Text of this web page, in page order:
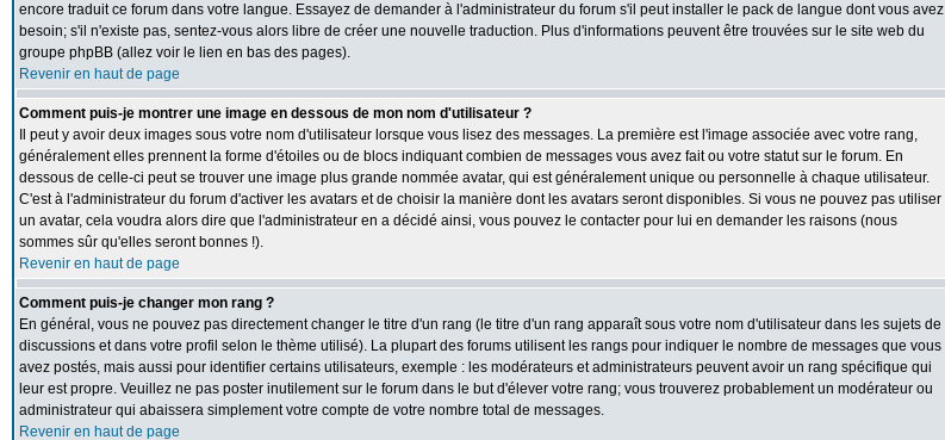
encore traduit ce forum dans votre langue. Essayez de demander à l'administrateur du forum s'il peut installer le pack de langue dont vous avez
besoin; s'il n'existe pas, sentez-vous alors libre de créer une nouvelle traduction. Plus d'informations peuvent être trouvées sur le site web du
groupe phpBB (allez voir le lien en bas des pages).
Revenir en haut de page
Comment puis-je montrer une image en dessous de mon nom d'utilisateur ?
Il peut y avoir deux images sous votre nom d'utilisateur lorsque vous lisez des messages. La première est l'image associée avec votre rang,
généralement elles prennent la forme d'étoiles ou de blocs indiquant combien de messages vous avez fait ou votre statut sur le forum. En
dessous de celle-ci peut se trouver une image plus grande nommée avatar, qui est généralement unique ou personnelle à chaque utilisateur.
C'est à l'administrateur du forum d'activer les avatars et de choisir la manière dont les avatars seront disponibles. Si vous ne pouvez pas utiliser
un avatar, cela voudra alors dire que l'administrateur en a décidé ainsi, vous pouvez le contacter pour lui en demander les raisons (nous
sommes sûr qu'elles seront bonnes !).
Revenir en haut de page
Comment puis-je changer mon rang ?
En général, vous ne pouvez pas directement changer le titre d'un rang (le titre d'un rang apparaît sous votre nom d'utilisateur dans les sujets de
discussions et dans votre profil selon le thème utilisé). La plupart des forums utilisent les rangs pour indiquer le nombre de messages que vous
avez postés, mais aussi pour identifier certains utilisateurs, exemple : les modérateurs et administrateurs peuvent avoir un rang spécifique qui
leur est propre. Veuillez ne pas poster inutilement sur le forum dans le but d'élever votre rang; vous trouverez probablement un modérateur ou
administrateur qui abaissera simplement votre compte de votre nombre total de messages.
Revenir en haut de page